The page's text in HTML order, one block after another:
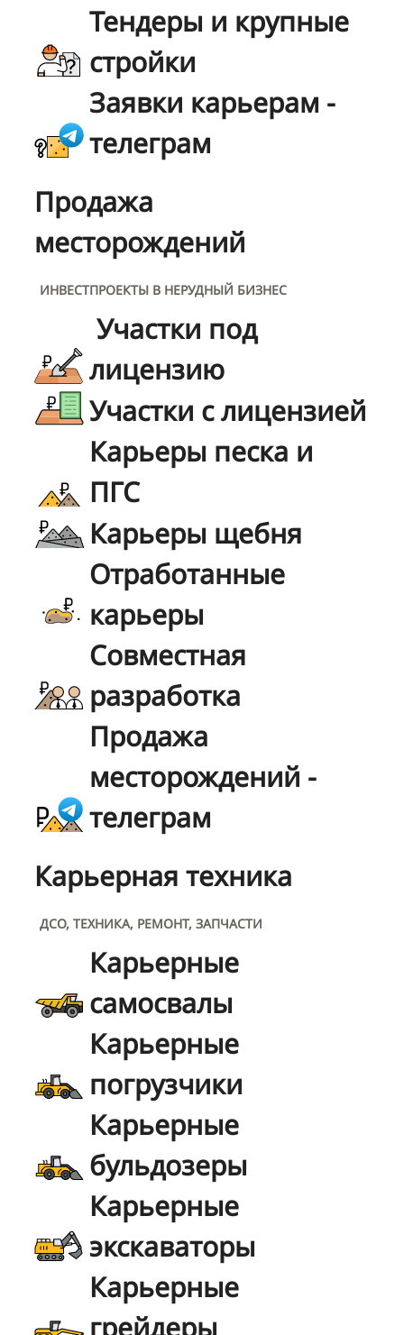
Тендеры и крупные
стройки
Заявки карьерам -
телеграм
Продажа
месторождений
ИНВЕСТПРОЕКТЫ В НЕРУДНЫЙ БИЗНЕС
Участки под
лицензию
Участки с лицензией
Карьеры песка и
ПГС
Карьеры щебня
Отработанные
карьеры
Совместная
разработка
Продажа
месторождений -
телеграм
Карьерная техника
ДСО, ТЕХНИКА, РЕМОНТ, ЗАПЧАСТИ
Карьерные
самосвалы
Карьерные
погрузчики
Карьерные
бульдозеры
Карьерные
экскаваторы
Карьерные
грейдеры